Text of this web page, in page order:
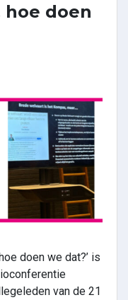
hoe doen
doen we dat?’ is
van de 21